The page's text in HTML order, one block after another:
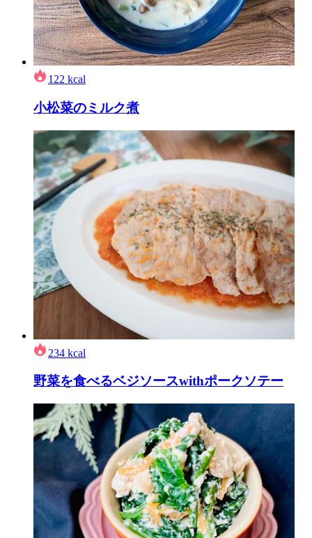
122 kcal
小松菜のミルク煮
234 kcal
野菜を食べるベジソースwithポークソテー